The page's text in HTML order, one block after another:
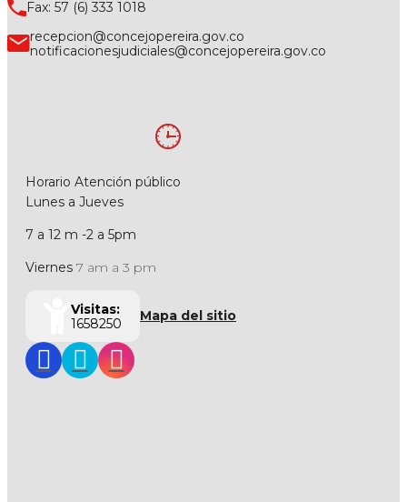
Fax: 57 (6) 333 1018
recepcion@concejopereira.gov.co
notificacionesjudiciales@concejopereira.gov.co
Horario Atención público
Lunes a Jueves
7 a 12 m -2 a 5pm
Viernes 7 am a 3 pm
Visitas:
1658250
Mapa del sitio